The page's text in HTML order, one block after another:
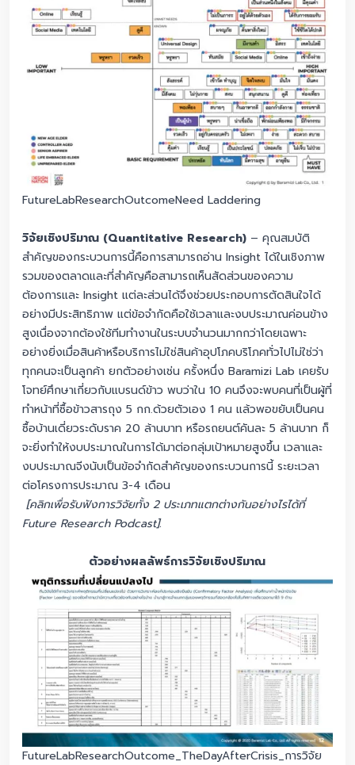
FutureLabResearchOutcomeNeed Laddering
วิจัยเชิงปริมาณ (Quantitative Research) – คุณสมบัติ
สำคัญของกระบวนการนี้คือการสามารถอ่าน Insight ได้ในเชิงภาพ
รวมของตลาดและที่สำคัญคือสามารถเห็นสัดส่วนของความ
ต้องการและ Insight แต่ละส่วนได้จึงช่วยประกอบการตัดสินใจได้
อย่างมีประสิทธิภาพ แต่ข้อจำกัดคือใช้เวลาและงบประมาณค่อนข้าง
สูงเนื่องจากต้องใช้ทีมทำงานในระบบจำนวนมากกว่าโดยเฉพาะ
อย่างยิ่งเมื่อสินค้าหรือบริการไม่ใช่สินค้าอุปโภคบริโภคทั่วไปไม่ใช่ว่า
ทุกคนจะเป็นลูกค้า ยกตัวอย่างเช่น ครั้งหนึ่ง Baramizi Lab เคยรับ
โจทย์ศึกษาเกี่ยวกับแบรนด์ข้าว พบว่าใน 10 คนจึงจะพบคนที่เป็นผู้ที่
ทำหน้าที่ซื้อข้าวสารถุง 5 กก.ด้วยตัวเอง 1 คน แล้วพอขยับเป็นคน
ซื้อบ้านเดี่ยวระดับราค 20 ล้านบาท หรือรถยนต์คันละ 5 ล้านบาท ก็
จะยิ่งทำให้งบประมาณในการได้มาต่อกลุ่มเป้าหมายสูงขึ้น เวลาและ
งบประมาณจีงนับเป็นข้อจำกัดสำคัญของกระบวนการนี้ ระยะเวลา
ต่อโครงการประมาณ 3-4 เดือน
[คลิกเพื่อรับฟังการวิจัยทั้ง 2 ประเภทแตกต่างกันอย่างไรได้ที่
Future Research Podcast].
ตัวอย่างผลลัพธ์การวิจัยเชิงปริมาณ
FutureLabResearchOutcome_TheDayAfterCrisis_การวิจัย